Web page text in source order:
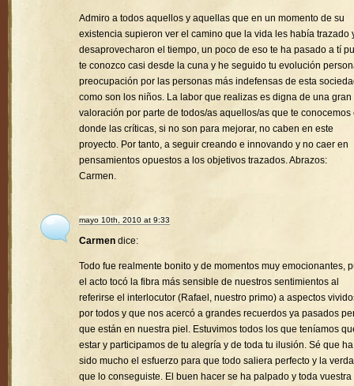
Admiro a todos aquellos y aquellas que en un momento de su
existencia supieron ver el camino que la vida les había trazado
desaprovecharon el tiempo, un poco de eso te ha pasado a tí
te conozco casi desde la cuna y he seguido tu evolución
preocupación por las personas más indefensas de esta
como son los niños. La labor que realizas es digna de una gran
valoración por parte de todos/as aquellos/as que te conocemos
donde las críticas, si no son para mejorar, no caben en este
proyecto. Por tanto, a seguir creando e innovando y no caer en
pensamientos opuestos a los objetivos trazados. Abrazos:
Carmen.
mayo 10th, 2010 at 9:33
Carmen dice:
Todo fue realmente bonito y de momentos muy emocionantes,
el acto tocó la fibra más sensible de nuestros sentimientos al
referirse el interlocutor (Rafael, nuestro primo) a aspectos
por todos y que nos acercó a grandes recuerdos ya pasados
que están en nuestra piel. Estuvimos todos los que teníamos
estar y participamos de tu alegría y de toda tu ilusión. Sé que ha
sido mucho el esfuerzo para que todo saliera perfecto y la
que lo conseguiste. El buen hacer se ha palpado y toda vuestra